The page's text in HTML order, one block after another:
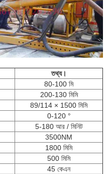
তথ্য।
80-100 মি
200-130 মিমি
89/114 × 1500 মিমি
0-120 °
5-180 আর / মিনিট
3500NM
1800 মিমি
500 মিমি
45 কেএন